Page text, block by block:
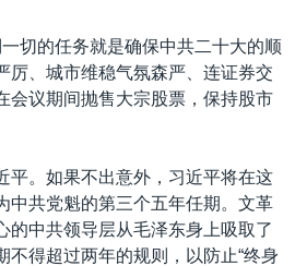
切的任务就是确保中共二十大的顺
厉、城市维稳气氛森严、连证券交
会议期间抛售大宗股票，保持股市
平。如果不出意外，习近平将在这
中共党魁的第三个五年任期。文革
的中共领导层从毛泽东身上吸取了
不得超过两年的规则，以防止“终身